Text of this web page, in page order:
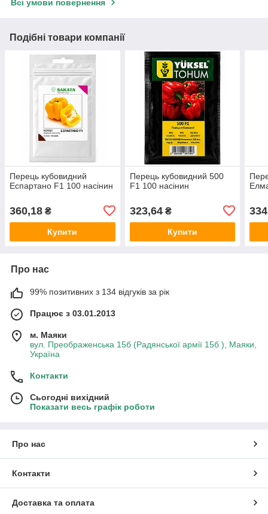
Всі умови повернення
Подібні товари компанії
Перець кубовидний
Еспартано F1 100 насінин
360,18 ₴
Купити
Перець кубовидний 500
F1 100 насінин
323,64₴
Купити
Про нас
99% позитивних з 134 відгуків за рік
Працює з 03.01.2013
м. Маяки
вул. Преображенська 15б (Радянської армії 15б ), Маяки,
Україна
Контакти
Сьогодні вихідний
Показати весь графік роботи
Про нас
Контакти
Доставка та оплата